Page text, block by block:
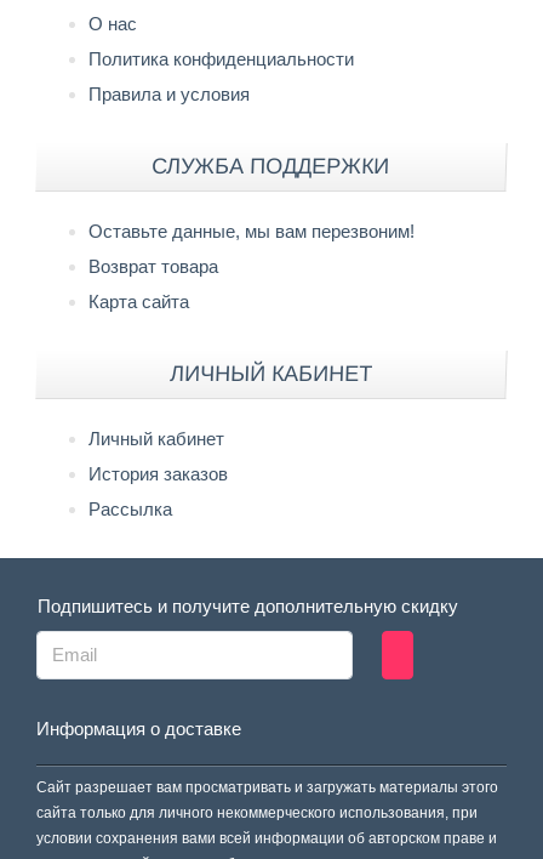
О нас
Политика конфиденциальности
Правила и условия
СЛУЖБА ПОДДЕРЖКИ
Оставьте данные, мы вам перезвоним!
Возврат товара
Карта сайта
ЛИЧНЫЙ КАБИНЕТ
Личный кабинет
История заказов
Рассылка
Подпишитесь и получите дополнительную скидку
Информация о доставке
Сайт разрешает вам просматривать и загружать материалы этого
сайта только для личного некоммерческого использования, при
условии сохранения вами всей информации об авторском праве и